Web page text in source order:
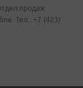
продаж
Тел.: +7 (423)